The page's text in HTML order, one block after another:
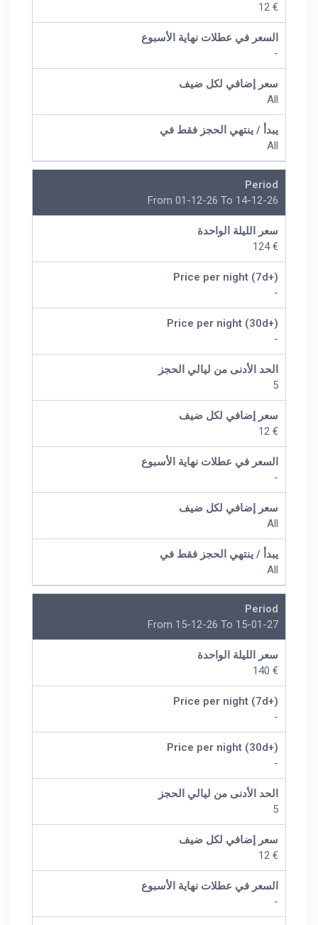
€ 12
السعر في عطلات نهاية الأسبوع
-
سعر إضافي لكل ضيف
All
يبدأ / ينتهي الحجز فقط في
All
Period
From 01-12-26 To 14-12-26
سعر الليلة الواحدة
€ 124
Price per night (7d+)
-
Price per night (30d+)
-
الحد الأدنى من ليالي الحجز
5
سعر إضافي لكل ضيف
€ 12
السعر في عطلات نهاية الأسبوع
-
سعر إضافي لكل ضيف
All
يبدأ / ينتهي الحجز فقط في
All
Period
From 15-12-26 To 15-01-27
سعر الليلة الواحدة
€ 140
Price per night (7d+)
-
Price per night (30d+)
-
الحد الأدنى من ليالي الحجز
5
سعر إضافي لكل ضيف
€ 12
السعر في عطلات نهاية الأسبوع
-